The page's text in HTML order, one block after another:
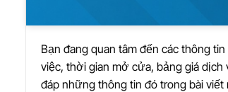
Bạn đang quan tâm đến các thông tin
việc, thời gian mở cửa, bảng giá dịch
đáp những thông tin đó trong bài viết